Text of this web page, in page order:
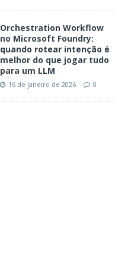
Orchestration Workflow
no Microsoft Foundry:
quando rotear intenção é
melhor do que jogar tudo
para um LLM
16 de janeiro de 2026 0